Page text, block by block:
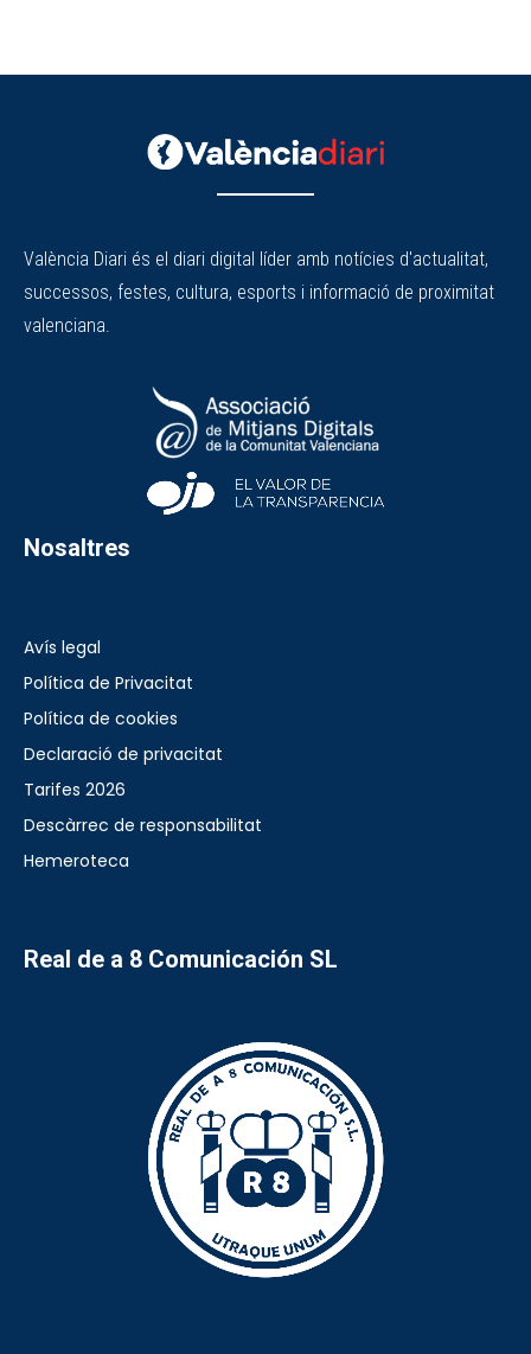
València Diari és el diari digital líder amb notícies d'actualitat,
successos, festes, cultura, esports i informació de proximitat
valenciana.
Nosaltres
Avís legal
Política de Privacitat
Política de cookies
Declaració de privacitat
Tarifes 2026
Descàrrec de responsabilitat
Hemeroteca
Real de a 8 Comunicación SL